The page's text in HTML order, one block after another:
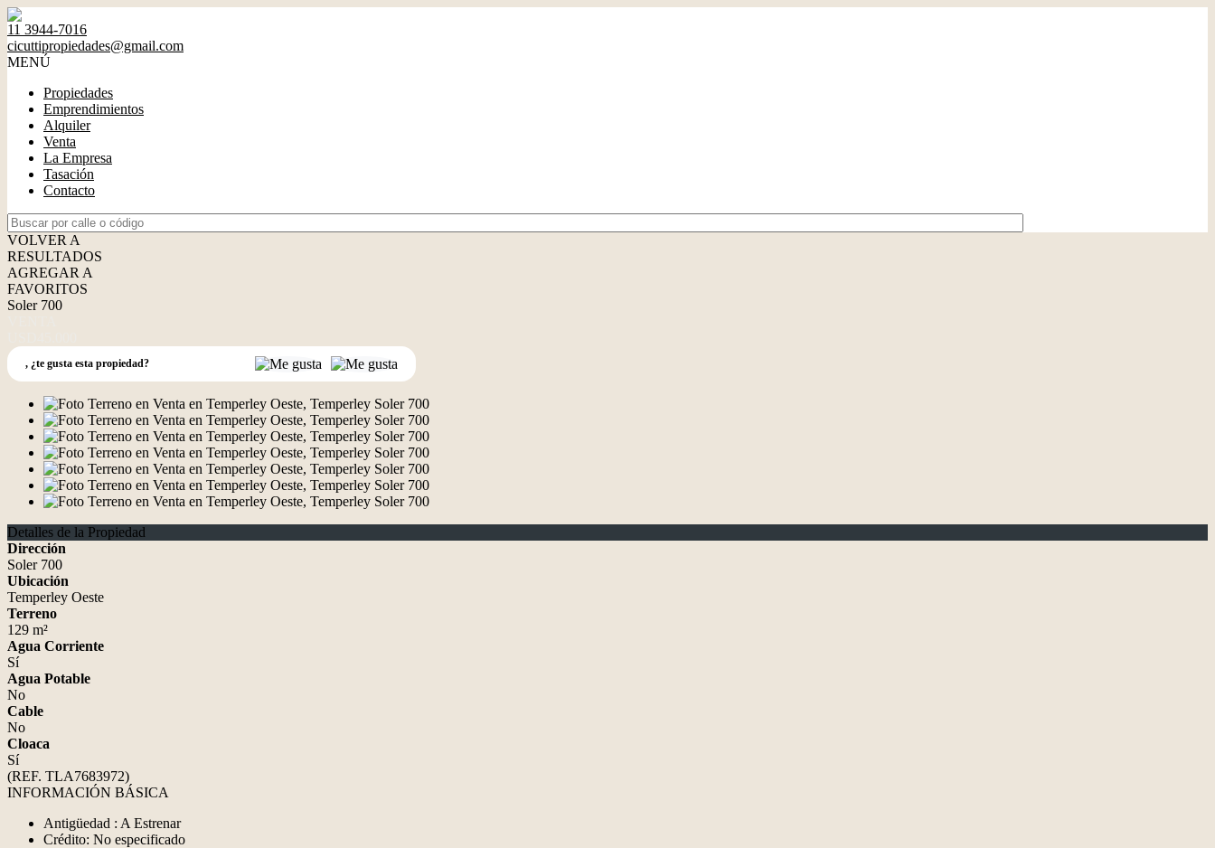
11 3944-7016
cicuttipropiedades@gmail.com
MENÚ
Propiedades
Emprendimientos
Alquiler
Venta
La Empresa
Tasación
Contacto
VOLVER A
RESULTADOS
AGREGAR A
FAVORITOS
Soler 700
, ¿te gusta esta propiedad?
Detalles de la Propiedad
Dirección
Soler 700
Ubicación
Temperley Oeste
Terreno
129 m²
Agua Corriente
Sí
Agua Potable
No
Cable
No
Cloaca
Sí
(REF. TLA7683972)
INFORMACIÓN BÁSICA
Antigüedad : A Estrenar
Crédito: No especificado